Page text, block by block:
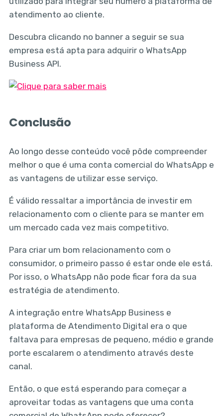
atendimento ao cliente.
Descubra clicando no banner a seguir se sua
empresa está apta para adquirir o WhatsApp
Business API.
Conclusão
Ao longo desse conteúdo você pôde compreender
melhor o que é uma conta comercial do WhatsApp e
as vantagens de utilizar esse serviço.
É válido ressaltar a importância de investir em
relacionamento com o cliente para se manter em
um mercado cada vez mais competitivo.
Para criar um bom relacionamento com o
consumidor, o primeiro passo é estar onde ele está.
Por isso, o WhatsApp não pode ficar fora da sua
estratégia de atendimento.
A integração entre WhatsApp Business e
plataforma de Atendimento Digital era o que
faltava para empresas de pequeno, médio e grande
porte escalarem o atendimento através deste
canal.
Então, o que está esperando para começar a
aproveitar todas as vantagens que uma conta